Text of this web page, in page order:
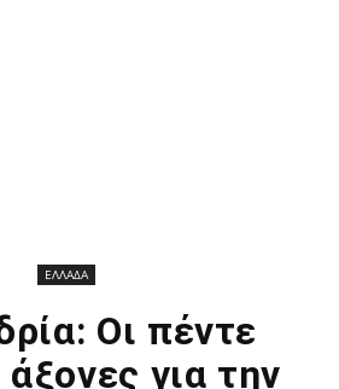
ΕΛΛΑΔΑ
Οι πέντε
άξονες για την